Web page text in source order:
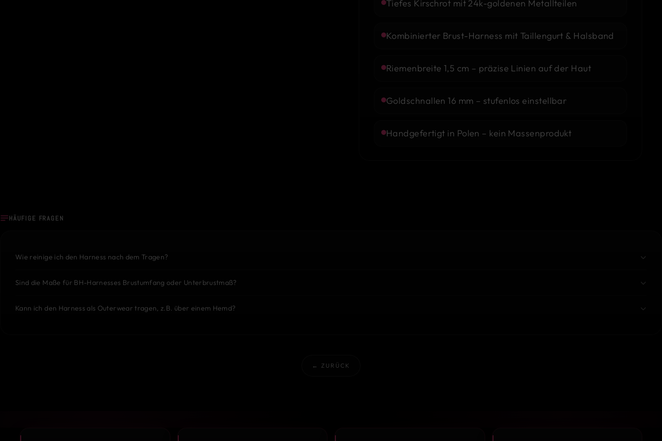
Tiefes Kirschrot mit 24k-goldenen Metallteilen
Kombinierter Brust-Harness mit Taillengurt & Halsband
Riemenbreite 1,5 cm – präzise Linien auf der Haut
Goldschnallen 16 mm – stufenlos einstellbar
Handgefertigt in Polen – kein Massenprodukt
HÄUFIGE FRAGEN
Wie reinige ich den Harness nach dem Tragen?
Sind die Maße für BH-Harnesses Brustumfang oder Unterbrustmaß?
Kann ich den Harness als Outerwear tragen, z.B. über einem Hemd?
← ZURÜCK